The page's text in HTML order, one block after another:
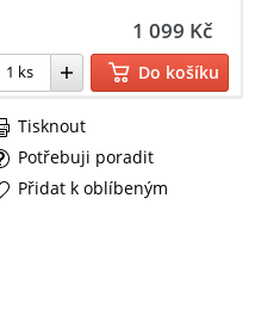
1 099 Kč
Do košíku
Potřebuji poradit
Tisknout
Přidat k oblíbeným